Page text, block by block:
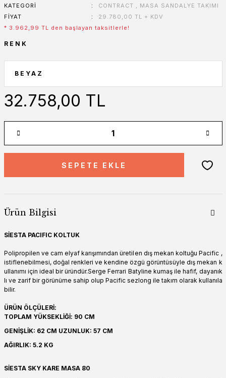
KATEGORI
CONTRACT , MASA SANDALYE TAKIMI
FIYAT
29.780,00 TL + KDV
* 3.962,99 TL den başlayan taksitlerle!
RENK
32.758,00 TL
SEPETE EKLE
Ürün Bilgisi
SİESTA PACIFIC KOLTUK
Polipropilen ve cam elyaf karışımından üretilen dış mekan koltuğu Pacific ,
istiflenebilmesi, doğal renkleri ve kendine özgü görüntüsüyle dış mekan k
ullanımı için ideal bir üründür.Serge Ferrari Batyline kumaş ile hafif, dayanık
lı ve zarif bir görünüme sahip olup Pacific sezlong ile takım olarak kullanıla
bilir.
ÜRÜN ÖLÇÜLERİ:
TOPLAM YÜKSEKLİĞİ: 90 CM
GENİŞLİK: 62 CM UZUNLUK: 57 CM
AĞIRLIK: 5.2 KG
SİESTA SKY KARE MASA 80